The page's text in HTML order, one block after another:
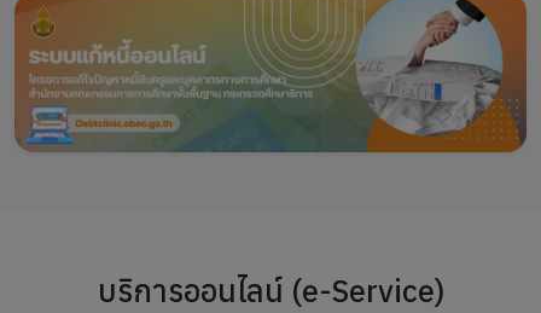
บริการออนไลน์ (e-Service)